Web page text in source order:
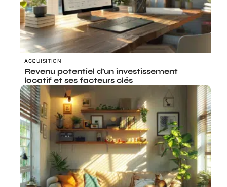
ACQUISITION
Revenu potentiel d’un investissement
locatif et ses facteurs clés